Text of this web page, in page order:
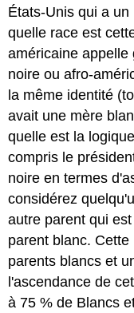
États-Unis qui a
quelle race est
américaine appelle
noire ou afro-
la même identité
avait une mère
quelle est la
compris le
noire en termes
considérez
autre parent qui
parent blanc.
parents blancs et
l'ascendance de
à 75 % de Blancs